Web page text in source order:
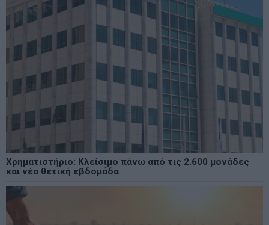
Χρηματιστήριο: Κλείσιμο πάνω από τις 2.600 μονάδες
και νέα θετική εβδομάδα